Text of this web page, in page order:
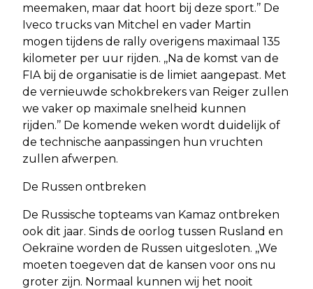
meemaken, maar dat hoort bij deze sport.’’ De
Iveco trucks van Mitchel en vader Martin
mogen tijdens de rally overigens maximaal 135
kilometer per uur rijden. ,,Na de komst van de
FIA bij de organisatie is de limiet aangepast. Met
de vernieuwde schokbrekers van Reiger zullen
we vaker op maximale snelheid kunnen
rijden.’’ De komende weken wordt duidelijk of
de technische aanpassingen hun vruchten
zullen afwerpen.
De Russen ontbreken
De Russische topteams van Kamaz ontbreken
ook dit jaar. Sinds de oorlog tussen Rusland en
Oekraïne worden de Russen uitgesloten. ,,We
moeten toegeven dat de kansen voor ons nu
groter zijn. Normaal kunnen wij het nooit